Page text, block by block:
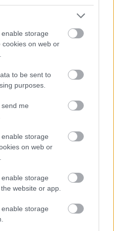
storage
cookies on web or
to be sent to
purposes.
me
storage
on web or
storage
website or app.
storage
a
fogász:
az
a
hirtelen
hallasz?